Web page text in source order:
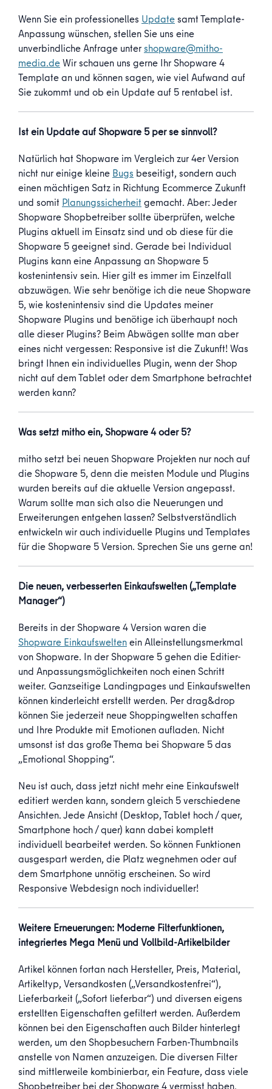
Wenn Sie ein professionelles Updatesamt Template-
Anpassung wünschen, stellen Sie uns eine
unverbindliche Anfrage untershopware@mitho-
media.deWir schauen uns gerne Ihr Shopware 4
Template an und können sagen, wie viel Aufwand auf
Sie zukommt und ob ein Update auf 5 rentabel ist.
Ist ein Update auf Shopware 5 per se sinnvoll?
Natürlich hat Shopware im Vergleich zur 4er Version
nicht nur einige kleine Bugs beseitigt, sondern auch
einen mächtigen Satz in Richtung Ecommerce Zukunft
und somit Planungssicherheit gemacht. Aber: Jeder
Shopware Shopbetreiber sollte überprüfen, welche
Plugins aktuell im Einsatz sind und ob diese für die
Shopware 5 geeignet sind. Gerade bei Individual
Plugins kann eine Anpassung an Shopware 5
kostenintensiv sein. Hier gilt es immer im Einzelfall
abzuwägen. Wie sehr benötige ich die neue Shopware
5, wie kostenintensiv sind die Updates meiner
Shopware Plugins und benötige ich überhaupt noch
alle dieser Plugins? Beim Abwägen sollte man aber
eines nicht vergessen: Responsive ist die Zukunft! Was
bringt Ihnen ein individuelles Plugin, wenn der Shop
nicht auf dem Tablet oder dem Smartphone betrachtet
werden kann?
Was setzt mitho ein, Shopware 4 oder 5?
mitho setzt bei neuen Shopware Projekten nur noch auf
die Shopware 5, denn die meisten Module und Plugins
wurden bereits auf die aktuelle Version angepasst.
Warum sollte man sich also die Neuerungen und
Erweiterungen entgehen lassen? Selbstverständlich
entwickeln wir auch individuelle Plugins und Templates
für die Shopware 5 Version. Sprechen Sie uns gerne an!
Die neuen, verbesserten Einkaufswelten („Template
Manager“)
Bereits in der Shopware 4 Version waren die
Shopware Einkaufsweltenein Alleinstellungsmerkmal
von Shopware. In der Shopware 5 gehen die Editier-
und Anpassungsmöglichkeiten noch einen Schritt
weiter. Ganzseitige Landingpages und Einkaufswelten
können kinderleicht erstellt werden. Per drag&drop
können Sie jederzeit neue Shoppingwelten schaffen
und Ihre Produkte mit Emotionen aufladen. Nicht
umsonst ist das große Thema bei Shopware 5 das
„Emotional Shopping“.
Neu ist auch, dass jetzt nicht mehr eine Einkaufswelt
editiert werden kann, sondern gleich 5 verschiedene
Ansichten. Jede Ansicht (Desktop, Tablet hoch / quer,
Smartphone hoch / quer) kann dabei komplett
individuell bearbeitet werden. So können Funktionen
ausgespart werden, die Platz wegnehmen oder auf
dem Smartphone unnötig erscheinen. So wird
Responsive Webdesign noch individueller!
Weitere Erneuerungen: Moderne Filterfunktionen,
integriertes Mega Menü und Vollbild-Artikelbilder
Artikel können fortan nach Hersteller, Preis, Material,
Artikeltyp, Versandkosten („Versandkostenfrei“),
Lieferbarkeit („Sofort lieferbar“) und diversen eigens
erstellten Eigenschaften gefiltert werden. Außerdem
können bei den Eigenschaften auch Bilder hinterlegt
werden, um den Shopbesuchern Farben-Thumbnails
anstelle von Namen anzuzeigen. Die diversen Filter
sind mittlerweile kombinierbar, ein Feature, dass viele
Shopbetreiber bei der Shopware 4 vermisst haben.